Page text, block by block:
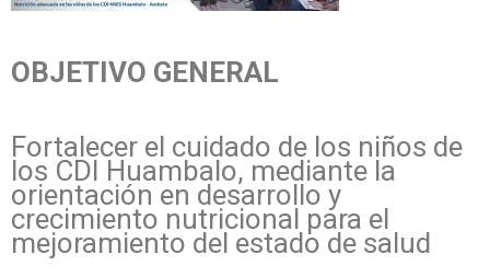
OBJETIVO GENERAL
Fortalecer el cuidado de los niños de
los CDI Huambalo, mediante la
orientación en desarrollo y
crecimiento nutricional para el
mejoramiento del estado de salud